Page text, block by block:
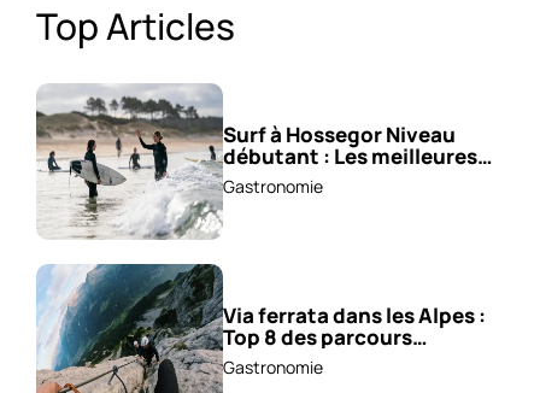
Top Articles
Surf à Hossegor Niveau
débutant : Les meilleures
écoles !
Gastronomie
Via ferrata dans les Alpes :
Top 8 des parcours
sensationnels !
Gastronomie